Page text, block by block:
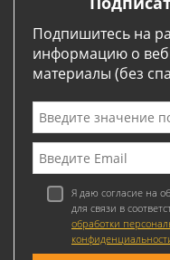
Подпишитесь на
информацию о
материалы (без
Я даю согласие на
для связи в
обработки